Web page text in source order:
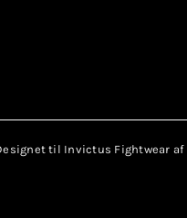
til Invictus Fightwear af